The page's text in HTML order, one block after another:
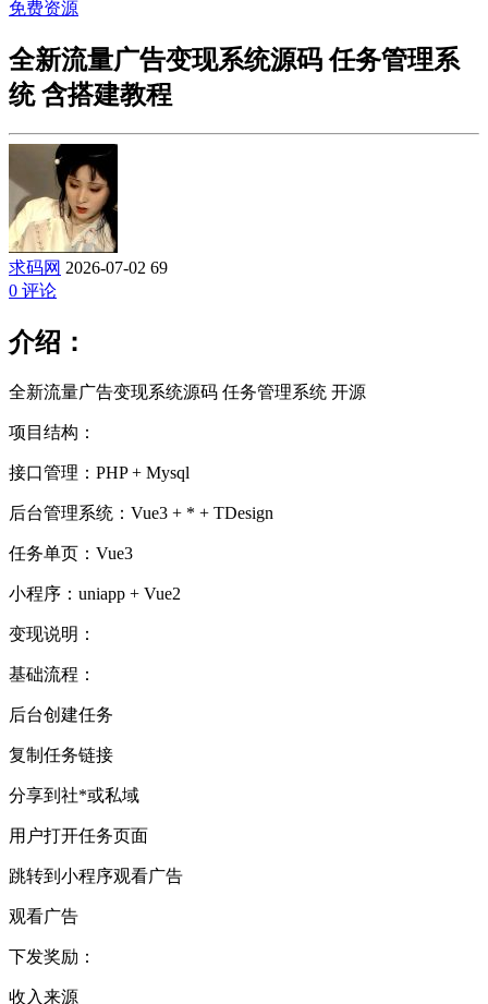
免费资源
全新流量广告变现系统源码 任务管理系
统 含搭建教程
求码网 2026-07-02 69
0 评论
介绍：
全新流量广告变现系统源码 任务管理系统 开源
项目结构：
接口管理：PHP + Mysql
后台管理系统：Vue3 + * + TDesign
任务单页：Vue3
小程序：uniapp + Vue2
变现说明：
基础流程：
后台创建任务
复制任务链接
分享到社*或私域
用户打开任务页面
跳转到小程序观看广告
观看广告
下发奖励：
收入来源